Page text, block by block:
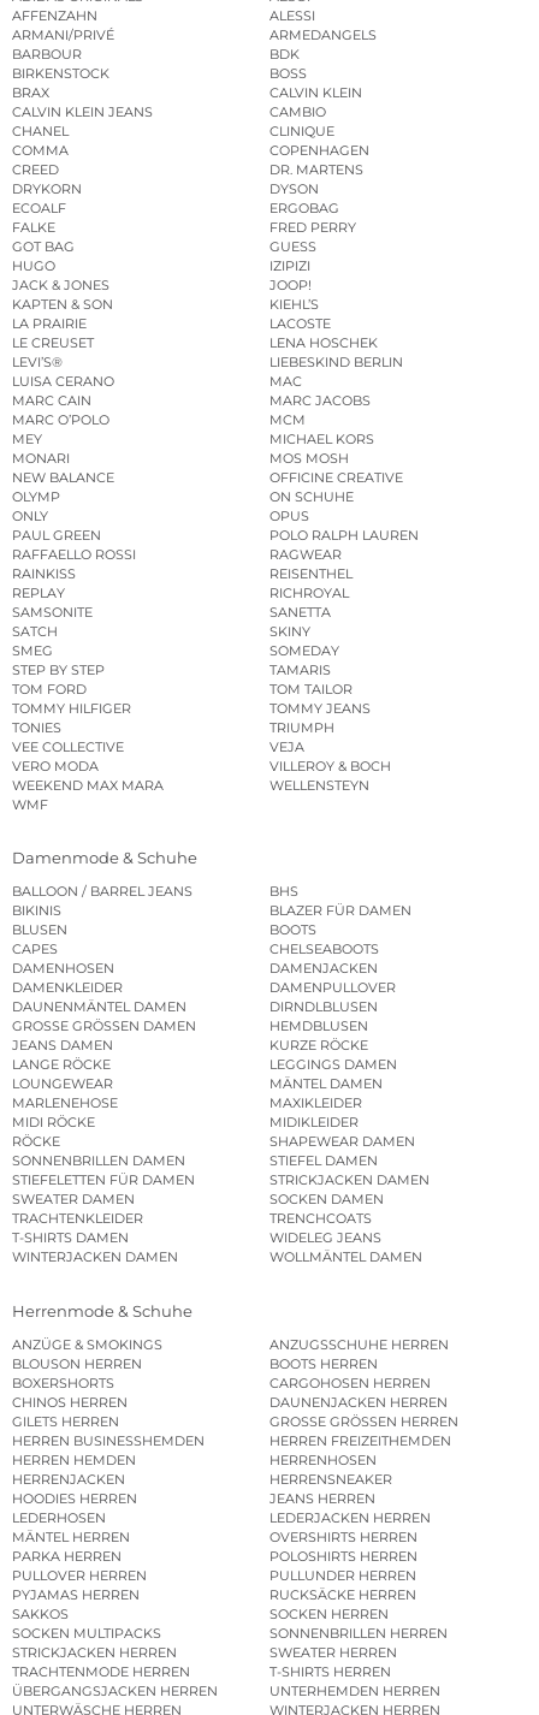
ADIDAS ORIGINALS
AESOP
AFFENZAHN
ALESSI
ARMANI/PRIVÉ
ARMEDANGELS
BARBOUR
BDK
BIRKENSTOCK
BOSS
BRAX
CALVIN KLEIN
CALVIN KLEIN JEANS
CAMBIO
CHANEL
CLINIQUE
COMMA
COPENHAGEN
CREED
DR. MARTENS
DRYKORN
DYSON
ECOALF
ERGOBAG
FALKE
FRED PERRY
GOT BAG
GUESS
HUGO
IZIPIZI
JACK & JONES
JOOP!
KAPTEN & SON
KIEHL’S
LA PRAIRIE
LACOSTE
LE CREUSET
LENA HOSCHEK
LEVI’S®
LIEBESKIND BERLIN
LUISA CERANO
MAC
MARC CAIN
MARC JACOBS
MARC O’POLO
MCM
MEY
MICHAEL KORS
MONARI
MOS MOSH
NEW BALANCE
OFFICINE CREATIVE
OLYMP
ON SCHUHE
ONLY
OPUS
PAUL GREEN
POLO RALPH LAUREN
RAFFAELLO ROSSI
RAGWEAR
RAINKISS
REISENTHEL
REPLAY
RICHROYAL
SAMSONITE
SANETTA
SATCH
SKINY
SMEG
SOMEDAY
STEP BY STEP
TAMARIS
TOM FORD
TOM TAILOR
TOMMY HILFIGER
TOMMY JEANS
TONIES
TRIUMPH
VEE COLLECTIVE
VEJA
VERO MODA
VILLEROY & BOCH
WEEKEND MAX MARA
BALLOON / BARREL JEANS
BHS
BIKINIS
BLAZER FÜR DAMEN
BLUSEN
BOOTS
CAPES
CHELSEABOOTS
DAMENHOSEN
DAMENJACKEN
DAMENKLEIDER
DAMENPULLOVER
DAUNENMÄNTEL DAMEN
DIRNDLBLUSEN
GROSSE GRÖSSEN DAMEN
HEMDBLUSEN
JEANS DAMEN
KURZE RÖCKE
LANGE RÖCKE
LEGGINGS DAMEN
LOUNGEWEAR
MÄNTEL DAMEN
MARLENEHOSE
MAXIKLEIDER
MIDI RÖCKE
MIDIKLEIDER
RÖCKE
SHAPEWEAR DAMEN
SONNENBRILLEN DAMEN
STIEFEL DAMEN
STIEFELETTEN FÜR DAMEN
STRICKJACKEN DAMEN
SWEATER DAMEN
SOCKEN DAMEN
TRACHTENKLEIDER
TRENCHCOATS
T-SHIRTS DAMEN
WIDELEG JEANS
ANZÜGE & SMOKINGS
ANZUGSSCHUHE HERREN
BLOUSON HERREN
BOOTS HERREN
BOXERSHORTS
CARGOHOSEN HERREN
CHINOS HERREN
DAUNENJACKEN HERREN
GILETS HERREN
GROSSE GRÖSSEN HERREN
HERREN BUSINESSHEMDEN
HERREN FREIZEITHEMDEN
HERREN HEMDEN
HERRENHOSEN
HERRENJACKEN
HERRENSNEAKER
HOODIES HERREN
JEANS HERREN
LEDERHOSEN
LEDERJACKEN HERREN
MÄNTEL HERREN
OVERSHIRTS HERREN
PARKA HERREN
POLOSHIRTS HERREN
PULLOVER HERREN
PULLUNDER HERREN
PYJAMAS HERREN
RUCKSÄCKE HERREN
SAKKOS
SOCKEN HERREN
SOCKEN MULTIPACKS
SONNENBRILLEN HERREN
STRICKJACKEN HERREN
SWEATER HERREN
TRACHTENMODE HERREN
T-SHIRTS HERREN
ÜBERGANGSJACKEN HERREN
UNTERHEMDEN HERREN